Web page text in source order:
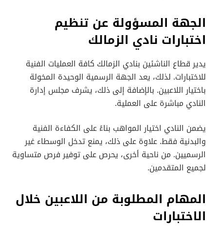
الجهة المسؤولة عن تنظيم
اختبارات نادي الزمالك
يدير قطاع الناشئين بنادي الزمالك كافة العمليات الفنية
للاختبارات. لذلك، يعد الجهة الرسمية الوحيدة المخولة
باختيار اللاعبين. بالإضافة إلى ذلك، يشرف مجلس إدارة
النادي مباشرة على العملية.
يضمن النادي اختيار المواهب بناءً على الكفاءة الفنية
والبدنية فقط. علاوة على ذلك، يمنع تدخل الوسطاء غير
الرسميين. من ناحية أخرى، يحرص على توفير فرص متساوية
لجميع المتقدمين.
المهام المطلوبة من اللاعبين خلال
الاختبارات